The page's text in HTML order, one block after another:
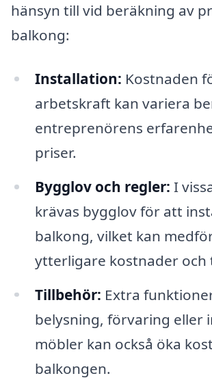
hänsyn till vid beräkning av
balkong:
Installation: Kostnaden
arbetskraft kan variera
entreprenörens
priser.
Bygglov och regler: I
krävas bygglov för att
balkong, vilket kan
ytterligare kostnader och
Tillbehör: Extra
belysning, förvaring eller
möbler kan också öka
balkongen.